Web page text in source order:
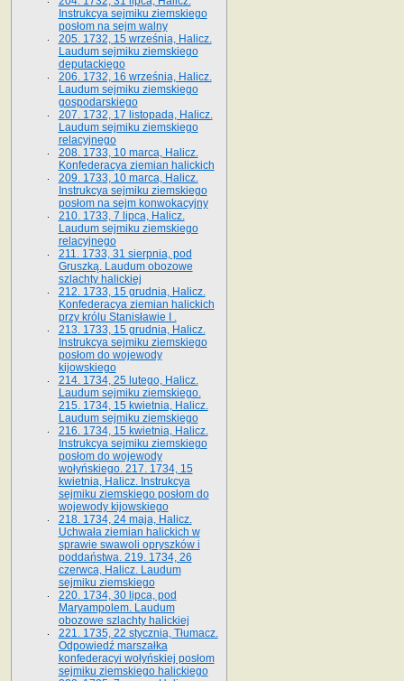
Instrukcya sejmiku ziemskiego
posłom na sejm walny
205. 1732, 15 września, Halicz.
Laudum sejmiku ziemskiego
deputackiego
206. 1732, 16 września, Halicz.
Laudum sejmiku ziemskiego
gospodarskiego
207. 1732, 17 listopada, Halicz.
Laudum sejmiku ziemskiego
relacyjnego
208. 1733, 10 marca, Halicz.
Konfederacya ziemian halickich­
209. 1733, 10 marca, Halicz.
Instrukcya sejmiku ziemskiego
posłom na sejm konwokacyjny
210. 1733, 7 lipca, Halicz.
Laudum sejmiku ziemskiego
relacyjnego
211. 1733, 31 sierpnia, pod
Gruszką. Laudum obozowe
szlachty halickiej
212. 1733, 15 grudnia, Halicz.
Konfederacya ziemian halickich
przy królu Stanisławie I .
213. 1733, 15 grudnia, Halicz.
Instrukcya sejmiku ziemskiego
posłom do wojewody
kijowskiego
214. 1734, 25 lutego, Halicz.
Laudum sejmiku ziemskiego.
215. 1734, 15 kwietnia, Halicz.
Laudum sejmiku ziemskiego
216. 1734, 15 kwietnia, Halicz.
Instrukcya sejmiku ziemskiego
posłom do wojewody
wołyńskiego. 217. 1734, 15
kwietnia, Halicz. Instrukcya
sejmiku ziemskiego posłom do
wojewody kijowskiego
218. 1734, 24 maja, Halicz.
Uchwała ziemian halickich w
sprawie swawoli opryszków i
poddaństwa. 219. 1734, 26
czerwca, Halicz. Laudum
sejmiku ziemskiego
220. 1734, 30 lipca, pod
Maryampolem. Laudum
obozowe szlachty halickiej
221. 1735, 22 stycznia, Tłumacz.
Odpowiedź marszałka
konfederacyi wołyńskiej posłom
sejmiku ziemskiego halickiego